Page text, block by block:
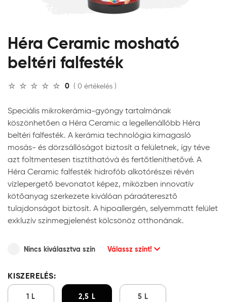
Héra Ceramic mosható
beltéri falfesték
0 ( 0 értékelés )
Speciális mikrokerámia-gyöngy tartalmának
köszönhetően a Héra Ceramic a legellenállóbb Héra
beltéri falfesték. A kerámia technológia kimagasló
mosás- és dörzsállóságot biztosít a felületnek, így téve
azt foltmentesen tisztíthatóvá és fertőtleníthetővé. A
Héra Ceramic falfesték hidrofób alkotórészei révén
vízlepergető bevonatot képez, miközben innovatív
kötőanyag szerkezete kiválóan páraáteresztő
tulajdonságot biztosít. A hipoallergén, selyemmatt felület
exkluzív színmegjelenést kölcsönöz otthonának.
Nincs kiválasztva szín Válassz színt!
KISZERELÉS:
1 L 2,5 L 5 L